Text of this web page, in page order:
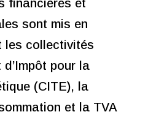
financières et
sont mis en
les collectivités
pour la
(CITE), la
et la TVA